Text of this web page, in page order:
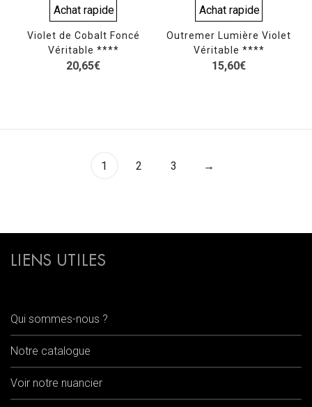
Achat rapide
Violet de Cobalt Foncé
Véritable ****
20,65€
Achat rapide
Outremer Lumière Violet
Véritable ****
15,60€
1 2 3 →
LIENS UTILES
Qui sommes-nous ?
Notre catalogue
Voir notre nuancier